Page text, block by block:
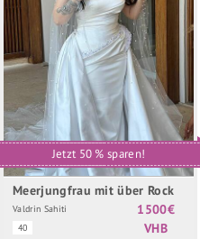
Jetzt 50 % sparen!
Meerjungfrau mit über Rock
Valdrin Sahiti
40
1500€
VHB